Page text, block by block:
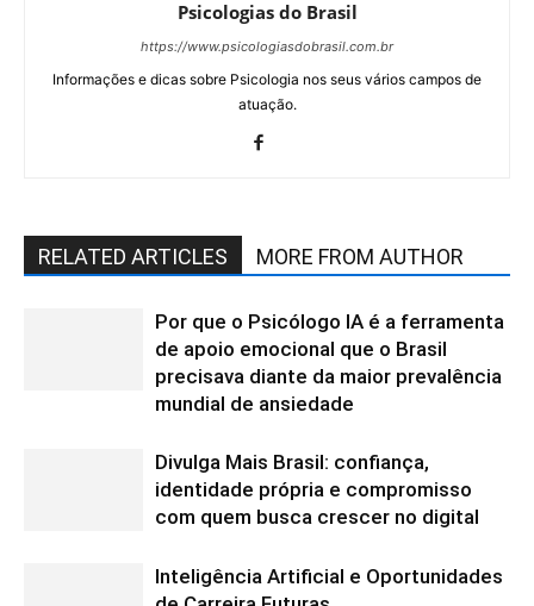
Psicologias do Brasil
https://www.psicologiasdobrasil.com.br
Informações e dicas sobre Psicologia nos seus vários campos de
atuação.
RELATED ARTICLES MORE FROM AUTHOR
Por que o Psicólogo IA é a ferramenta
de apoio emocional que o Brasil
precisava diante da maior prevalência
mundial de ansiedade
Divulga Mais Brasil: confiança,
identidade própria e compromisso
com quem busca crescer no digital
Inteligência Artificial e Oportunidades